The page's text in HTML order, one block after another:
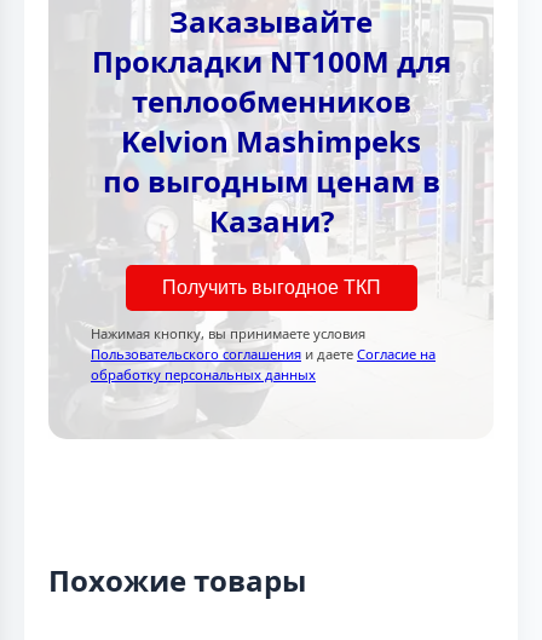
Заказывайте
Прокладки NT100M для
теплообменников
Kelvion Mashimpeks
по выгодным ценам в
Казани?
Получить выгодное ТКП
Нажимая кнопку, вы принимаете условия
Пользовательского соглашения и даете Согласие на
обработку персональных данных
Похожие товары